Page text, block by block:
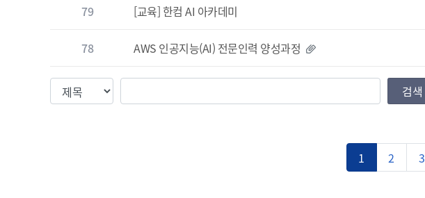
79 [교육] 한컴 AI 아카데미
78 AWS 인공지능(AI) 전문인력 양성과정
검색조건 검색값 검색
1 2 3